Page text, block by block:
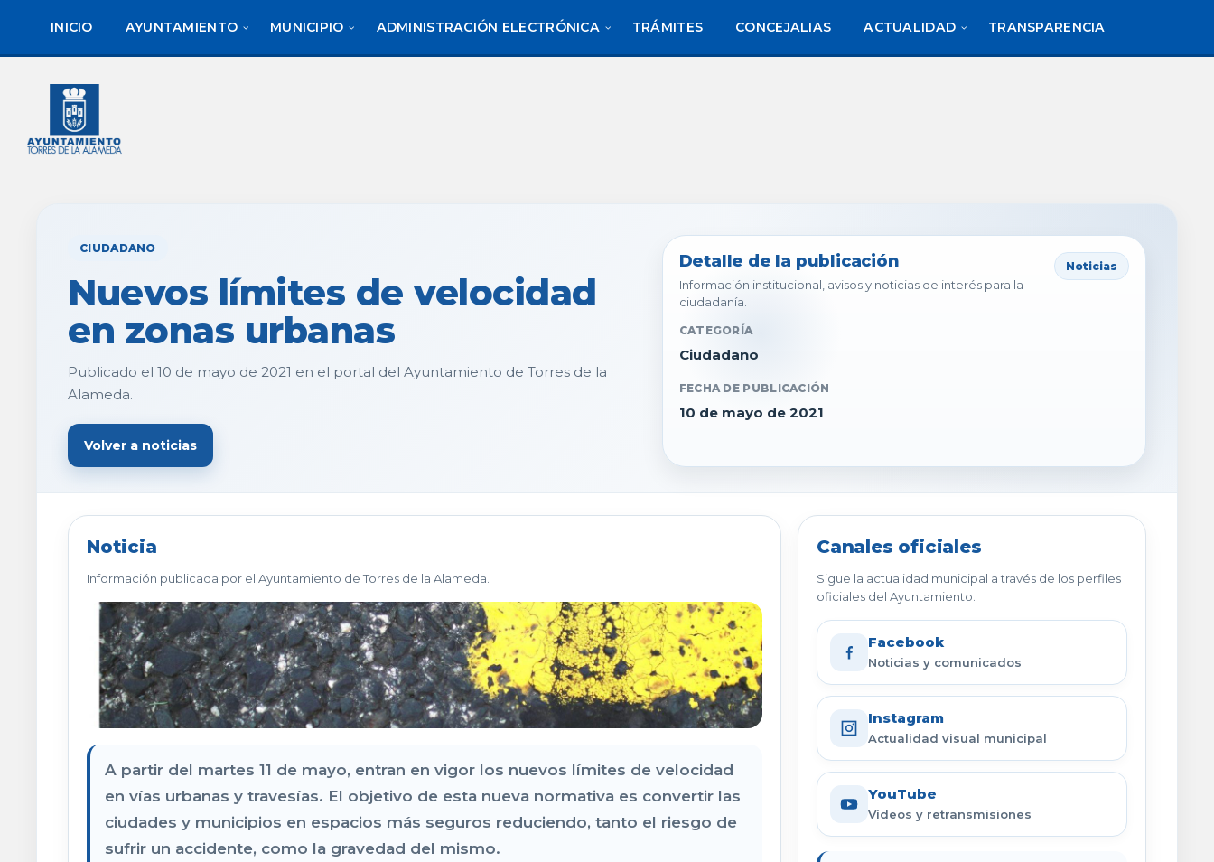
contenido
de
INICIO AYUNTAMIENTO MUNICIPIO ADMINISTRACIÓN ELECTRÓNICA TRÁMITES CONCEJALIAS ACTUALIDAD TRANSPARENCIA
CIUDADANO
Nuevos límites de velocidad
en zonas urbanas
Publicado el 10 de mayo de 2021 en el portal del Ayuntamiento de Torres de la
Alameda.
Volver a noticias
Detalle de la publicación
Información institucional, avisos y noticias de interés para la
ciudadanía.
Noticias
CATEGORÍA
Ciudadano
FECHA DE PUBLICACIÓN
10 de mayo de 2021
Noticia
Información publicada por el Ayuntamiento de Torres de la Alameda.
A partir del martes 11 de mayo, entran en vigor los nuevos límites de velocidad
en vías urbanas y travesías. El objetivo de esta nueva normativa es convertir las
ciudades y municipios en espacios más seguros reduciendo, tanto el riesgo de
sufrir un accidente, como la gravedad del mismo.
Canales oficiales
Sigue la actualidad municipal a través de los perfiles
oficiales del Ayuntamiento.
Facebook
Noticias y comunicados
Instagram
Actualidad visual municipal
YouTube
Vídeos y retransmisiones